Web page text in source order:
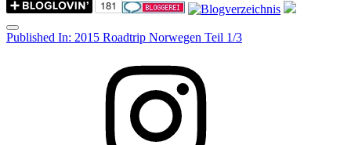
Menu
Post
Published In: 2015 Roadtrip Norwegen Teil 1/3